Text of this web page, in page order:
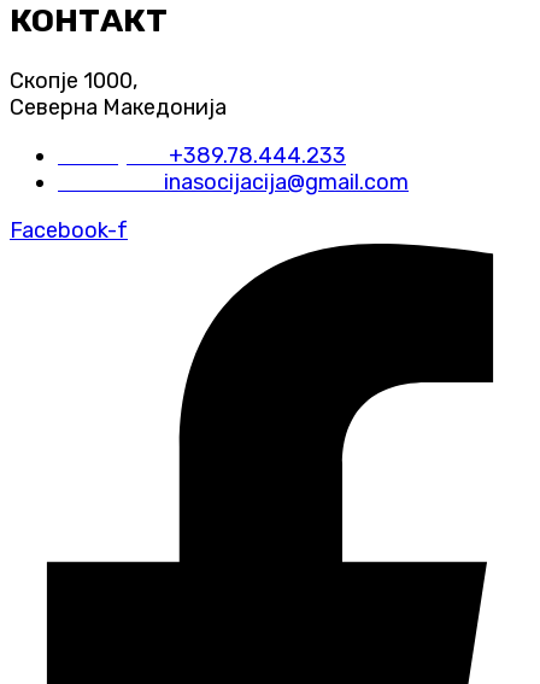
КОНТАКТ
Скопје 1000,
Северна Македонија
+389.78.444.233
inasocijacija@gmail.com
Facebook-f